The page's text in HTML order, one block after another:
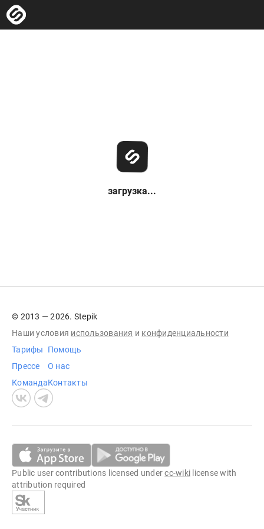
загрузка...
© 2013 — 2026. Stepik
Наши условия использования и конфиденциальности
Тарифы
Прессе
Команда
Помощь
О нас
Контакты
Public user contributions licensed undercc-wiki license with
attribution required